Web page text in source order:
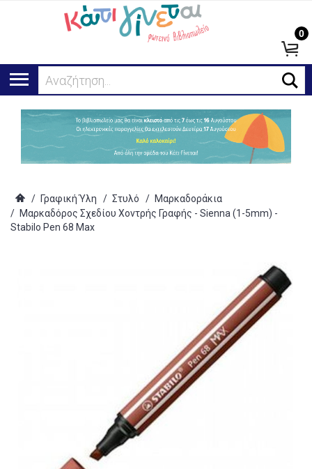
Αναζήτηση...
0
/ Γραφική Ύλη / Στυλό / Μαρκαδοράκια
/ Μαρκαδόρος Σχεδίου Χοντρής Γραφής - Sienna (1-5mm) -
Stabilo Pen 68 Max